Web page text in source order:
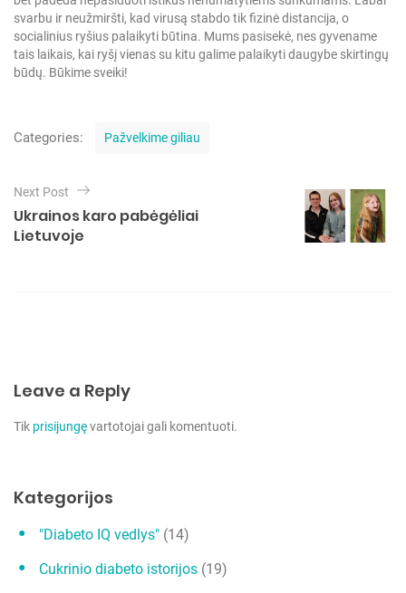
svarbu ir neužmiršti, kad virusą stabdo tik fizinė distancija, o
socialinius ryšius palaikyti būtina. Mums pasisekė, nes gyvename
tais laikais, kai ryšį vienas su kitu galime palaikyti daugybe skirtingų
būdų. Būkime sveiki!
Categories:
o
Pažvelkime giliau
a
v
j
a
r
p
Next Post
Ukrainos karo pabėgėliai
Lietuvoje
Leave a Reply
Tik prisijungęvartotojai gali komentuoti.
Kategorijos
"Diabeto IQ vedlys" (14)
Cukrinio diabeto istorijos (19)